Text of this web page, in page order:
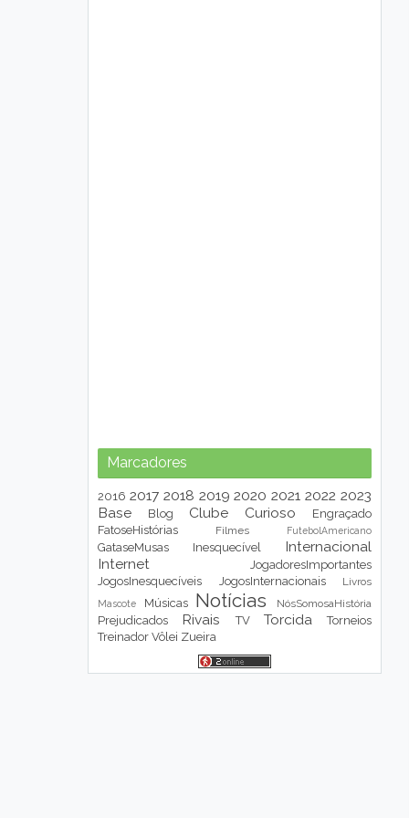
Marcadores
2016 2017 2018 2019 2020 2021 2022 2023
Base
Blog Clube Curioso
Engraçado
FatoseHistórias
Filmes FutebolAmericano
GataseMusas Inesquecível
Internacional
Internet
JogadoresImportantes
JogosInesquecíveis
JogosInternacionais Livros
Mascote Músicas Notícias NósSomosaHistória
Prejudicados Rivais TV Torcida
Torneios
Treinador Vôlei Zueira